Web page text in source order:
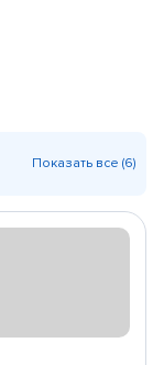
Показать все (6)